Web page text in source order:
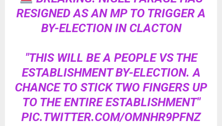
RESIGNED AS AN MP TO TRIGGER A
BY-ELECTION IN CLACTON
"THIS WILL BE A PEOPLE VS THE
ESTABLISHMENT BY-ELECTION. A
CHANCE TO STICK TWO FINGERS UP
TO THE ENTIRE ESTABLISHMENT"
PIC.TWITTER.COM/OMNHR9PFNZ